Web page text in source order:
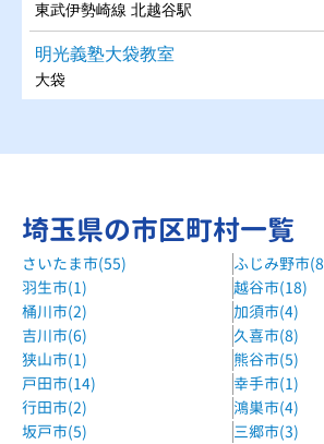
東武伊勢崎線 北越谷駅
明光義塾大袋教室
大袋
南越谷駅から徒歩約13分
東武伊勢崎線 北越谷駅 徒歩15分
湘南ゼミナール越谷レイクタウン校
JR武蔵野線『越谷レイクタウン駅』徒歩1
個別指導WAM新越谷校
「サイクルベースあさひ」さまのとなりで
すまいるサムアップ
越谷駅徒歩15分
埼玉県の市区町村一覧
さいたま市(55)
ふじみ野市
羽生市(1)
越谷市(18)
桶川市(2)
加須市(4)
吉川市(6)
久喜市(8)
狭山市(1)
熊谷市(5)
戸田市(14)
幸手市(1)
行田市(2)
鴻巣市(4)
坂戸市(5)
三郷市(3)